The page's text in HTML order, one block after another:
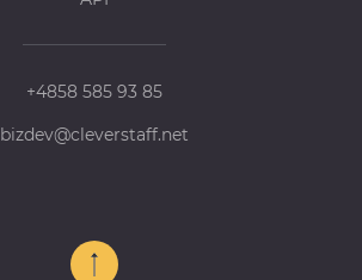
+4858 585 93 85
bizdev@cleverstaff.net